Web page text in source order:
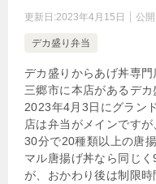
更新日:2023年4月15日 公
デカ盛り弁当
デカ盛りからあげ丼専
三郷市に本店があるデ
2023年4月3日にグラン
店は弁当がメインです
30分で20種類以上の唐
マル唐揚げ丼なら同じ
が、おかわり後は制限